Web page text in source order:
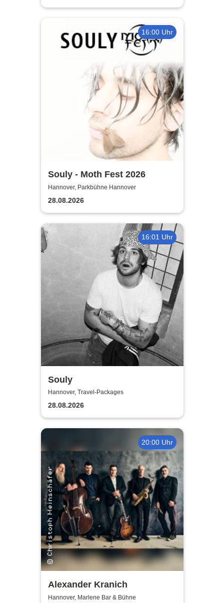
16:00 Uhr
Souly - Moth Fest 2026
Hannover, Parkbühne Hannover
28.08.2026
16:01 Uhr
Souly
Hannover, Travel-Packages
28.08.2026
20:00 Uhr
Alexander Kranich
Hannover, Marlene Bar & Bühne